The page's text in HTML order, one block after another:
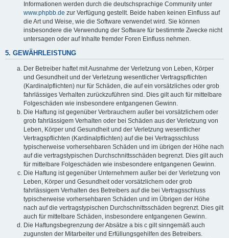
Informationen werden durch die deutschsprachige Community unter
www.phpbb.de zur Verfügung gestellt. Beide haben keinen Einfluss auf
die Art und Weise, wie die Software verwendet wird. Sie können
insbesondere die Verwendung der Software für bestimmte Zwecke nicht
untersagen oder auf Inhalte fremder Foren Einfluss nehmen.
5. GEWÄHRLEISTUNG
Der Betreiber haftet mit Ausnahme der Verletzung von Leben, Körper
und Gesundheit und der Verletzung wesentlicher Vertragspflichten
(Kardinalpflichten) nur für Schäden, die auf ein vorsätzliches oder grob
fahrlässiges Verhalten zurückzuführen sind. Dies gilt auch für mittelbare
Folgeschäden wie insbesondere entgangenen Gewinn.
Die Haftung ist gegenüber Verbrauchern außer bei vorsätzlichem oder
grob fahrlässigem Verhalten oder bei Schäden aus der Verletzung von
Leben, Körper und Gesundheit und der Verletzung wesentlicher
Vertragspflichten (Kardinalpflichten) auf die bei Vertragsschluss
typischerweise vorhersehbaren Schäden und im übrigen der Höhe nach
auf die vertragstypischen Durchschnittsschäden begrenzt. Dies gilt auch
für mittelbare Folgeschäden wie insbesondere entgangenen Gewinn.
Die Haftung ist gegenüber Unternehmern außer bei der Verletzung von
Leben, Körper und Gesundheit oder vorsätzlichem oder grob
fahrlässigem Verhalten des Betreibers auf die bei Vertragsschluss
typischerweise vorhersehbaren Schäden und im Übrigen der Höhe
nach auf die vertragstypischen Durchschnittsschäden begrenzt. Dies gilt
auch für mittelbare Schäden, insbesondere entgangenen Gewinn.
Die Haftungsbegrenzung der Absätze a bis c gilt sinngemäß auch
zugunsten der Mitarbeiter und Erfüllungsgehilfen des Betreibers.